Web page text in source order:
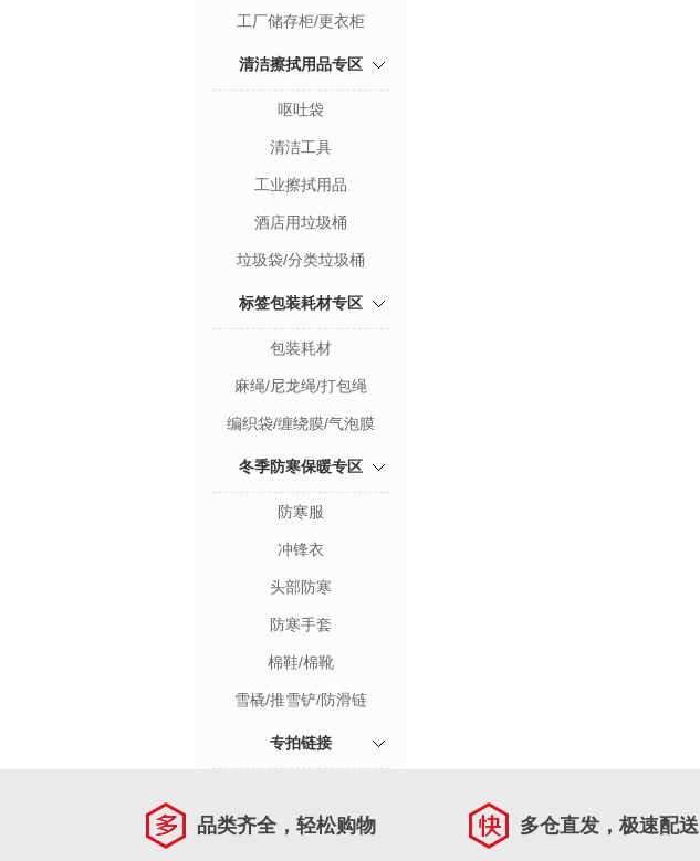
工厂储存柜/更衣柜
清洁擦拭用品专区
呕吐袋
清洁工具
工业擦拭用品
酒店用垃圾桶
垃圾袋/分类垃圾桶
标签包装耗材专区
包装耗材
麻绳/尼龙绳/打包绳
编织袋/缠绕膜/气泡膜
冬季防寒保暖专区
防寒服
冲锋衣
头部防寒
防寒手套
棉鞋/棉靴
雪橇/推雪铲/防滑链
专拍链接
品类齐全，轻松购物 多仓直发，极速配送